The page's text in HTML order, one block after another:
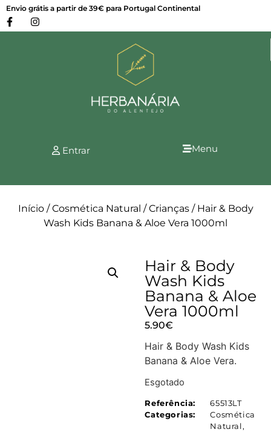
Envio grátis a partir de 39€ para Portugal Continental
Entrar Menu
Início/Cosmética Natural /Crianças/ Hair & Body
Wash Kids Banana & Aloe Vera 1000ml
Hair & Body
Wash Kids
Banana & Aloe
Vera 1000ml
5.90€
Hair & Body Wash Kids
Banana & Aloe Vera.
Esgotado
Referência:
65513LT
Categorias:
Cosmética
Natural,